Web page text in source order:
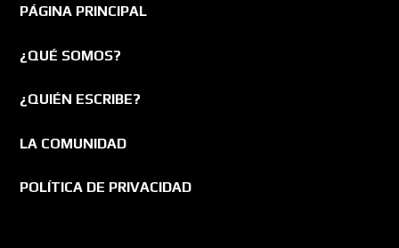
PÁGINA PRINCIPAL
¿QUÉ SOMOS?
¿QUIÉN ESCRIBE?
LA COMUNIDAD
POLÍTICA DE PRIVACIDAD